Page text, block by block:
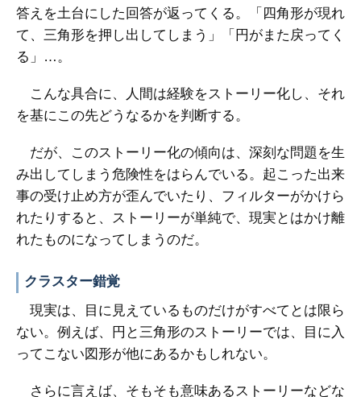
答えを土台にした回答が返ってくる。「四角形が現れ
て、三角形を押し出してしまう」「円がまた戻ってく
る」…。
こんな具合に、人間は経験をストーリー化し、それ
を基にこの先どうなるかを判断する。
だが、このストーリー化の傾向は、深刻な問題を生
み出してしまう危険性をはらんでいる。起こった出来
事の受け止め方が歪んでいたり、フィルターがかけら
れたりすると、ストーリーが単純で、現実とはかけ離
れたものになってしまうのだ。
クラスター錯覚
現実は、目に見えているものだけがすべてとは限ら
ない。例えば、円と三角形のストーリーでは、目に入
ってこない図形が他にあるかもしれない。
さらに言えば、そもそも意味あるストーリーなどな